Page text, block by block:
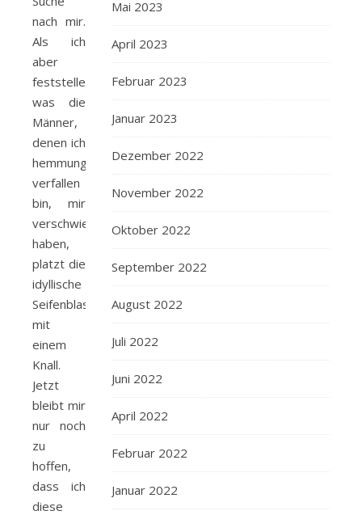
nach mir.
Als ich
aber
feststelle,
was die
Männer,
denen ich
hemmungslos
verfallen
bin, mir
verschwiegen
haben,
platzt die
idyllische
Seifenblase
mit
einem
Knall.
Jetzt
bleibt mir
nur noch
zu
hoffen,
dass ich
diese
Mai 2023
April 2023
Februar 2023
Januar 2023
Dezember 2022
November 2022
Oktober 2022
September 2022
August 2022
Juli 2022
Juni 2022
April 2022
Februar 2022
Januar 2022